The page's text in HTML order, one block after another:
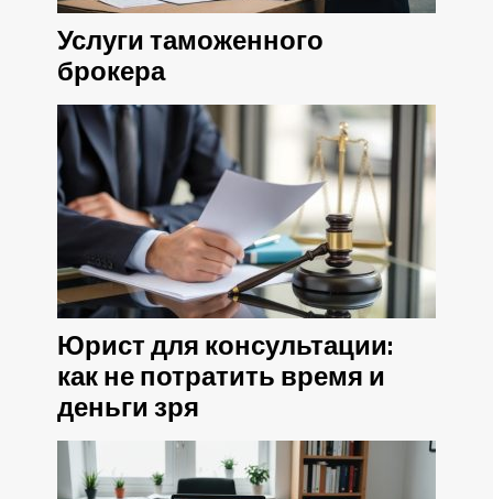
Услуги таможенного
брокера
Юрист для консультации:
как не потратить время и
деньги зря